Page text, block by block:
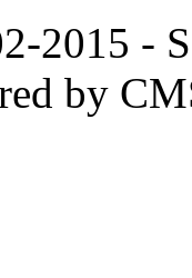
2015 -
by